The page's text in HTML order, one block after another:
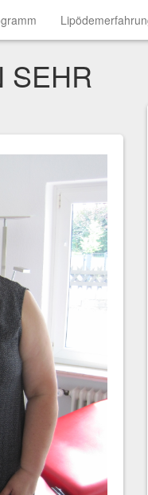
SEHR